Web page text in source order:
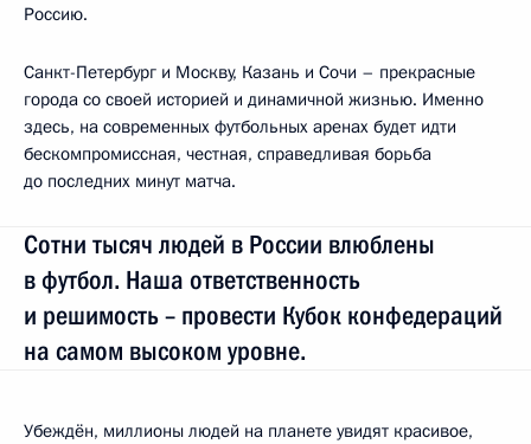
Россию.
Санкт-Петербург и Москву, Казань и Сочи – прекрасные
города со своей историей и динамичной жизнью. Именно
здесь, на современных футбольных аренах будет идти
бескомпромиссная, честная, справедливая борьба
до последних минут матча.
Сотни тысяч людей в России влюблены
в футбол. Наша ответственность
и решимость – провести Кубок конфедераций
на самом высоком уровне.
Убеждён, миллионы людей на планете увидят красивое,